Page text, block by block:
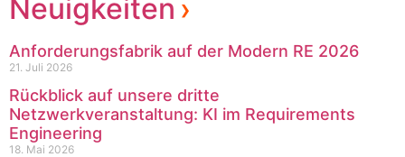
Neuigkeiten
Anforderungsfabrik auf der Modern RE 2026
21. Juli 2026
Rückblick auf unsere dritte
Netzwerkveranstaltung: KI im Requirements
Engineering
18. Mai 2026